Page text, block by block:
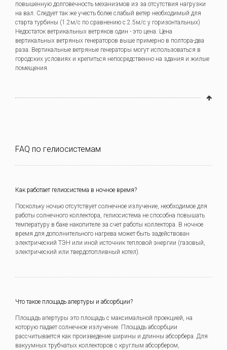
повышенную долговечность механизмов из за отсутствия нагрузки
на вал. Следует так же учесть более слабый ветер необходимый для
старта турбины (1.2м/с по сравнению с 2.5м/с у горизонтальных)
Недостаток ветрикальных ветряков один - это цена. Цена
вертикальных ветряных генераторов выше примерно в полтора-два
раза. Вертикальные ветряные генераторы могут использоваться в
городских условиях и крепиться непосредственно на здания и жилые
помещения.
FAQ по гелиосистемам
Как работает гелиосистема в ночное время?
Поскольку ночью отсутствует солнечное излучение, необходимое для
работы солнечного коллектора, гелиосистема не способна повышать
температуру в баке накопителе за счет работы коллектора. В ночное
время для дополнительного нагрева может быть задействован
электрический ТЭН или иной источник тепловой энергии (газовый,
электрический или твердотопливный котел).
Что такое площадь апертуры и абсорбции?
Площадь апертуры это площадь с максимальной проекцией, на
которую падает солнечное излучение. Площадь абсорбции
рассчитывается как произведение ширины и длинны абсорбера. Для
вакуумных трубчатых коллекторов с круглым абсорбером,